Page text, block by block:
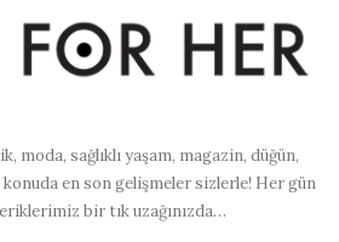
moda, sağlıklı yaşam, magazin, düğün,
en son gelişmeler sizlerle! Her gün
bir tık uzağınızda…